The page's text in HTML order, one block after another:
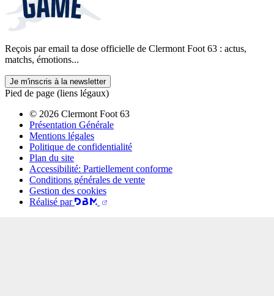
Reçois par email ta dose officielle de Clermont Foot 63 : actus,
matchs, émotions...
Je m'inscris à la newsletter
Pied de page (liens légaux)
© 2026 Clermont Foot 63
Présentation Générale
Mentions légales
Politique de confidentialité
Plan du site
Accessibilité: Partiellement conforme
Conditions générales de vente
Gestion des cookies
Réalisé par